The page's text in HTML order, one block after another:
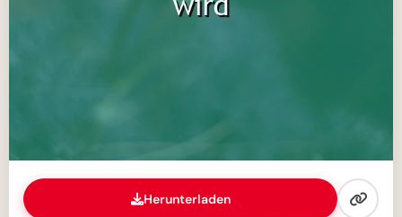
Herunterladen